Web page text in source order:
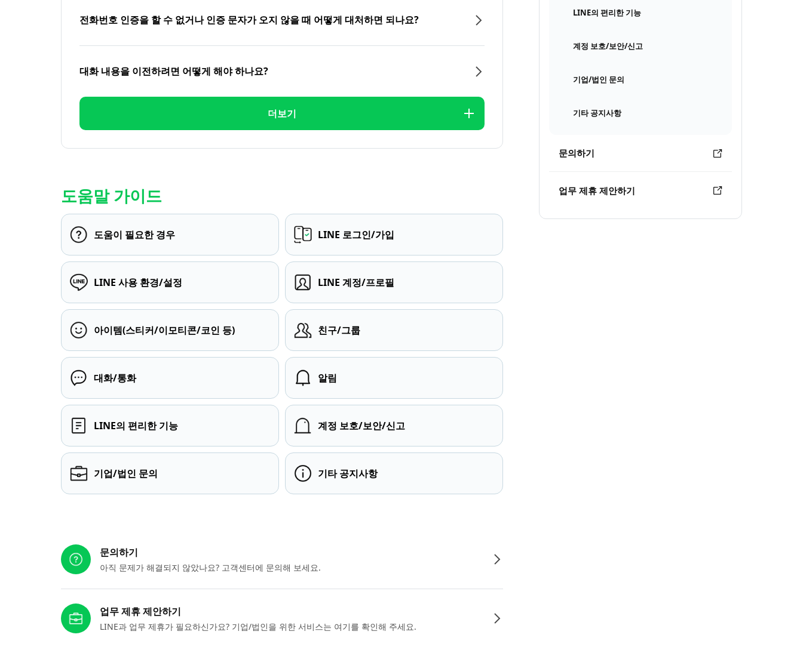
LINE의 편리한 기능
계정 보호/보안/신고
기업/법인 문의
기타 공지사항
문의하기
업무 제휴 제안하기
전화번호 인증을 할 수 없거나 인증 문자가 오지 않을 때 어떻게 대처하면 되나요?
대화 내용을 이전하려면 어떻게 해야 하나요?
더보기
도움말 가이드
도움이 필요한 경우 LINE 로그인/가입
LINE 사용 환경/설정 LINE 계정/프로필
아이템(스티커/이모티콘/코인 등) 친구/그룹
대화/통화 알림
LINE의 편리한 기능 계정 보호/보안/신고
기업/법인 문의 기타 공지사항
문의하기
아직 문제가 해결되지 않았나요? 고객센터에 문의해 보세요.
업무 제휴 제안하기
LINE과 업무 제휴가 필요하신가요? 기업/법인을 위한 서비스는 여기를 확인해 주세요.